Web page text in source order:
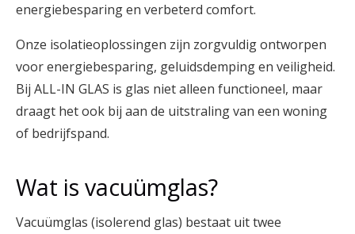
energiebesparing en verbeterd comfort.
Onze isolatieoplossingen zijn zorgvuldig ontworpen
voor energiebesparing, geluidsdemping en veiligheid.
Bij ALL-IN GLAS is glas niet alleen functioneel, maar
draagt het ook bij aan de uitstraling van een woning
of bedrijfspand.
Wat is vacuümglas?
Vacuümglas (isolerend glas) bestaat uit twee